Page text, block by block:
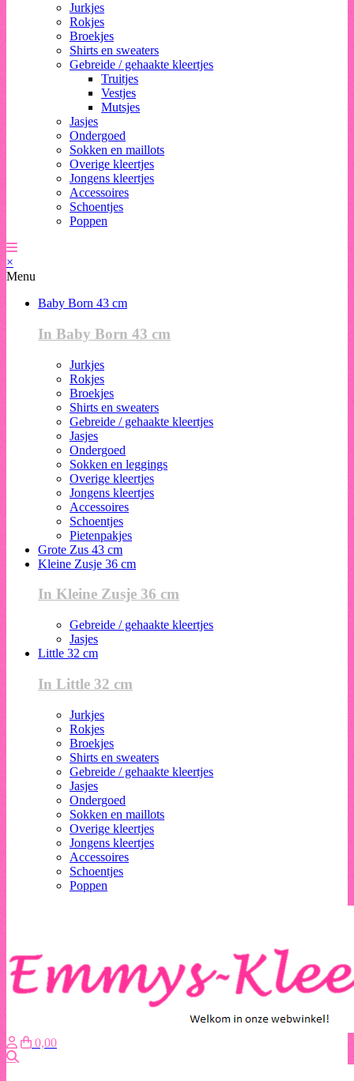
Jurkjes
Rokjes
Broekjes
Shirts en sweaters
Gebreide / gehaakte kleertjes
Truitjes
Vestjes
Mutsjes
Jasjes
Ondergoed
Sokken en maillots
Overige kleertjes
Jongens kleertjes
Accessoires
Schoentjes
Poppen
×
Menu
Baby Born 43 cm
In Baby Born 43 cm
Jurkjes
Rokjes
Broekjes
Shirts en sweaters
Gebreide / gehaakte kleertjes
Jasjes
Ondergoed
Sokken en leggings
Overige kleertjes
Jongens kleertjes
Accessoires
Schoentjes
Pietenpakjes
Grote Zus 43 cm
Kleine Zusje 36 cm
In Kleine Zusje 36 cm
Gebreide / gehaakte kleertjes
Jasjes
Little 32 cm
In Little 32 cm
Jurkjes
Rokjes
Broekjes
Shirts en sweaters
Gebreide / gehaakte kleertjes
Jasjes
Ondergoed
Sokken en maillots
Overige kleertjes
Jongens kleertjes
Accessoires
Schoentjes
Poppen
0,00